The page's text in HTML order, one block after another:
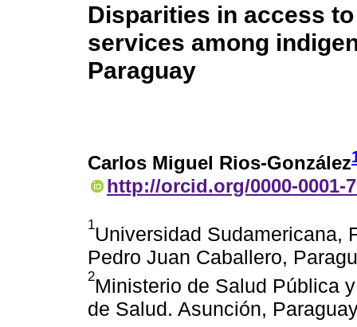
Disparities in access
services among
Paraguay
Carlos Miguel Rios-González
http://orcid.org/0000-0001-
1Universidad Sudamericana,
Pedro Juan Caballero,
2Ministerio de Salud Pública
de Salud. Asunción,